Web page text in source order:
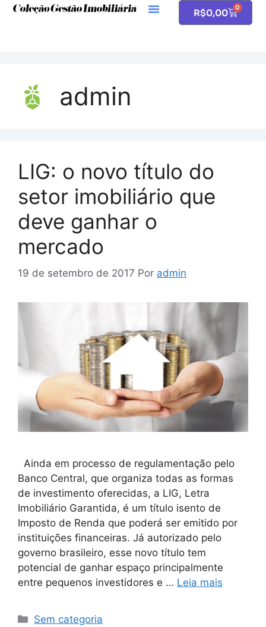
R$0,00 0
admin
LIG: o novo título do
setor imobiliário que
deve ganhar o
mercado
19 de setembro de 2017 Por admin
Ainda em processo de regulamentação pelo
Banco Central, que organiza todas as formas
de investimento oferecidas, a LIG, Letra
Imobiliário Garantida, é um título isento de
Imposto de Renda que poderá ser emitido por
instituições financeiras. Já autorizado pelo
governo brasileiro, esse novo título tem
potencial de ganhar espaço principalmente
entre pequenos investidores e … Leia mais
Sem categoria